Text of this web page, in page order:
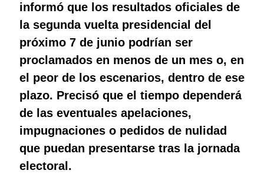
informó que los resultados oficiales de
la segunda vuelta presidencial del
próximo 7 de junio podrían ser
proclamados en menos de un mes o, en
el peor de los escenarios, dentro de ese
plazo. Precisó que el tiempo dependerá
de las eventuales apelaciones,
impugnaciones o pedidos de nulidad
que puedan presentarse tras la jornada
electoral.